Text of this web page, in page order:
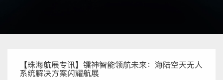
【珠海航展专讯】镭神智能领航未来：海陆空天无人
系统解决方案闪耀航展